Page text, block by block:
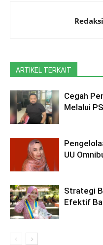
ARTIKEL TERKAIT
Cegah
Melalui
UU
Strategi
Efektif